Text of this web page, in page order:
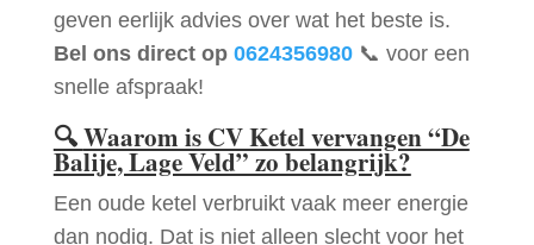
geven eerlijk advies over wat het beste is.
Bel ons direct op 0624356980📞 voor een
snelle afspraak!
🔍Waarom is CV Ketel vervangen “De
Balije, Lage Veld” zo belangrijk?
Een oude ketel verbruikt vaak meer energie
dan nodig. Dat is niet alleen slecht voor het